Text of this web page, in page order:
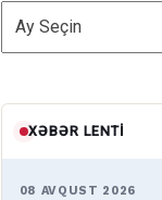
ARXİV
XƏBƏR LENTI
08 AVQUST 2026